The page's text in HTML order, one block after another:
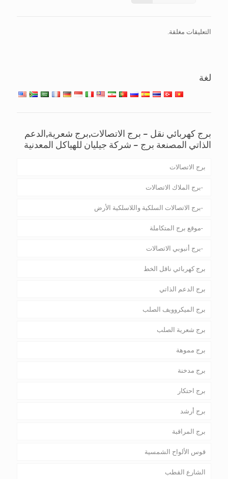
التعليقات مغلقة.
لغة
برج كهربائي نقل – برج الاتصالات,برج شعرية,الدعم
الذاتي المصنعة برج – شركة جيليان للهياكل المعدنية
برج الاتصالات
برج الملاك الاتصالات
برج الاتصالات السلكية واللاسلكية الأرض
موقع برج المتكاملة
برج أنبوبي الاتصالات
برج كهربائي ناقل الخط
برج الدعم الذاتي
برج الميكروويف الصلب
برج شعرية الصلب
برج مموهة
برج مدخنة
برج احتكار
برج أرشد
برج المراقبة
قوس الألواح الشمسية
الشارع القطب